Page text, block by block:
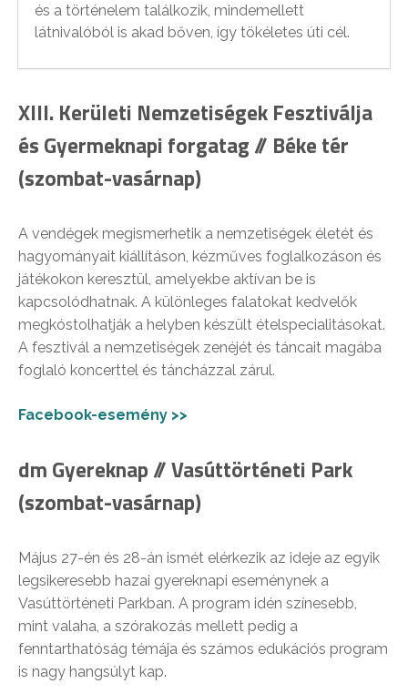
és a történelem találkozik, mindemellett
látnivalóból is akad bőven, így tökéletes úti cél.
XIII. Kerületi Nemzetiségek Fesztiválja
és Gyermeknapi forgatag // Béke tér
(szombat-vasárnap)
A vendégek megismerhetik a nemzetiségek életét és
hagyományait kiállításon, kézműves foglalkozáson és
játékokon keresztül, amelyekbe aktívan be is
kapcsolódhatnak. A különleges falatokat kedvelők
megkóstolhatják a helyben készült ételspecialitásokat.
A fesztivál a nemzetiségek zenéjét és táncait magába
foglaló koncerttel és táncházzal zárul.
Facebook-esemény >>
dm Gyereknap // Vasúttörténeti Park
(szombat-vasárnap)
Május 27-én és 28-án ismét elérkezik az ideje az egyik
legsikeresebb hazai gyereknapi eseménynek a
Vasúttörténeti Parkban. A program idén színesebb,
mint valaha, a szórakozás mellett pedig a
fenntarthatóság témája és számos edukációs program
is nagy hangsúlyt kap.